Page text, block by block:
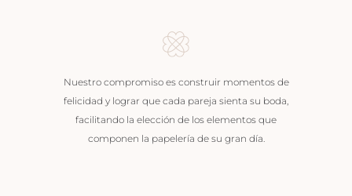
Nuestro compromiso es construir momentos de
felicidad y lograr que cada pareja sienta su boda,
facilitando la elección de los elementos que
componen la papelería de su gran día.